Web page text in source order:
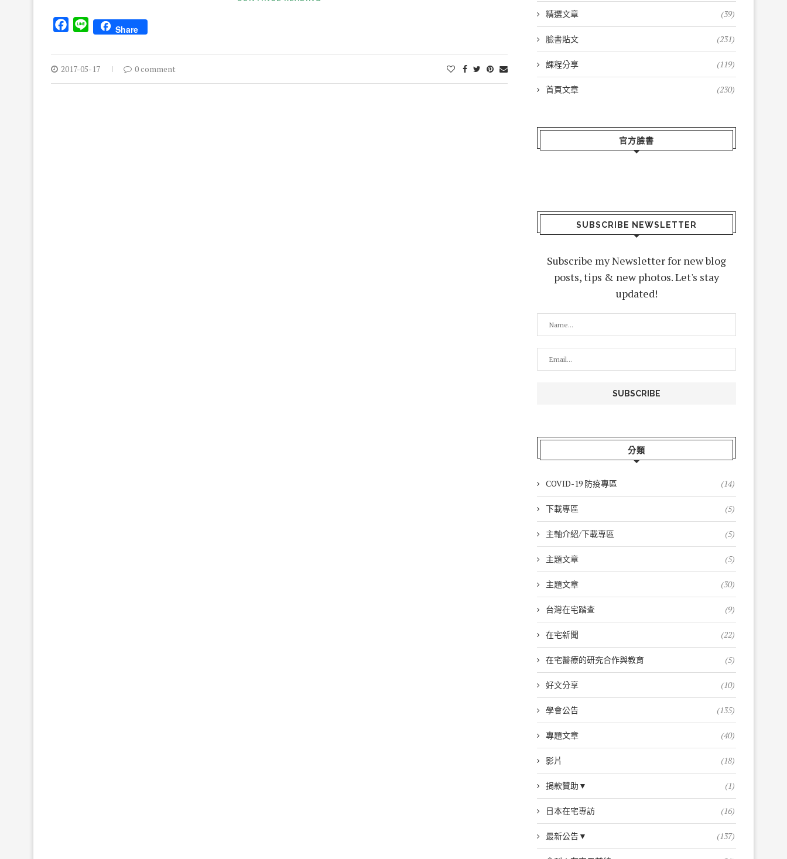
Facebook
Line Share
2017-05-17 0 comment
精選文章 (39)
臉書貼文 (231)
課程分享 (119)
首頁文章 (230)
官方臉書
SUBSCRIBE NEWSLETTER
Subscribe my Newsletter for new blog
posts, tips & new photos. Let's stay
updated!
分類
COVID-19 防疫專區 (14)
下載專區 (5)
主軸介紹/下載專區 (5)
主題文章 (5)
主題文章 (30)
台灣在宅踏查 (9)
在宅新聞 (22)
在宅醫療的研究合作與教育 (5)
好文分享 (10)
學會公告 (135)
專題文章 (40)
影片 (18)
捐款贊助▼ (1)
日本在宅專訪 (16)
最新公告▼ (137)